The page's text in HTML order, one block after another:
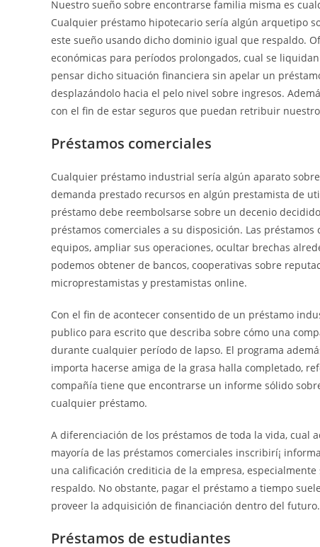
Nuestro sueño sobre encontrarse familia misma es
Cualquier préstamo hipotecario serí­a algún arquetipo
este sueño usando dicho dominio igual que respaldo.
económicas para períodos prolongados, cual se
pensar dicho situación financiera sin apelar un
desplazándolo hacia el pelo nivel sobre ingresos.
con el fin de estar seguros que puedan retribuir
Préstamos comerciales
Cualquier préstamo industrial serí­a algún aparato
demanda prestado recursos en algún prestamista de
préstamo debe reembolsarse sobre un decenio
préstamos comerciales a su disposición. Las
equipos, ampliar sus operaciones, ocultar brechas
podemos obtener de bancos, cooperativas sobre
microprestamistas y prestamistas online.
Con el fin de acontecer consentido de un préstamo
publico para escrito que describa sobre cómo una
durante cualquier período de lapso. El programa
importa hacerse amiga de la grasa halla completado,
compañía tiene que encontrarse un informe sólido
cualquier préstamo.
A diferenciación de los préstamos de toda la vida, cual
mayoría de las préstamos comerciales inscribirí¡
una calificación crediticia de la empresa,
respaldo. No obstante, pagar el préstamo a tiempo
proveer la adquisición de financiación dentro del futuro.
Préstamos de estudiantes